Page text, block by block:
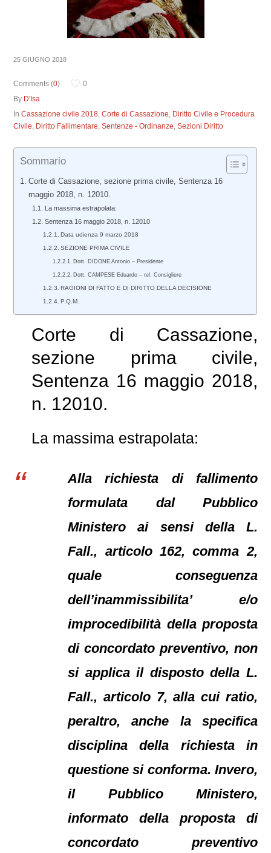
25 GIUGNO 2018
Comments (0)
0
By D'Isa
InCassazione civile 2018,Corte di Cassazione, Diritto Civile e Procedura
Civile, Diritto Fallimentare,Sentenze - Ordinanze,Sezioni Diritto
Sommario
Corte di Cassazione, sezione prima civile, Sentenza 16
maggio 2018, n. 12010.
La massima estrapolata:
Sentenza 16 maggio 2018, n. 12010
Data udienza 9 marzo 2018
SEZIONE PRIMA CIVILE
Dott. DIDONE Antonio – Presidente
Dott. CAMPESE Eduardo – rel. Consigliere
RAGIONI DI FATTO E DI DIRITTO DELLA DECISIONE
P.Q.M.
Corte di Cassazione,
sezione prima civile,
Sentenza 16 maggio 2018,
n. 12010.
La massima estrapolata:
Alla richiesta di fallimento
formulata dal Pubblico
Ministero ai sensi della L.
Fall., articolo 162, comma 2,
quale conseguenza
dell’inammissibilita’ e/o
improcedibilità della proposta
di concordato preventivo, non
si applica il disposto della L.
Fall., articolo 7, alla cui ratio,
peraltro, anche la specifica
disciplina della richiesta in
questione si conforma. Invero,
il Pubblico Ministero,
informato della proposta di
concordato preventivo